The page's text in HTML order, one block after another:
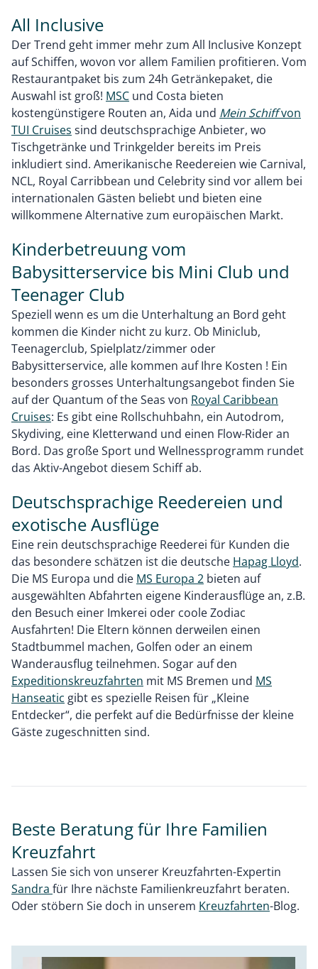
All Inclusive
Der Trend geht immer mehr zum All Inclusive Konzept
auf Schiffen, wovon vor allem Familien profitieren. Vom
Restaurantpaket bis zum 24h Getränkepaket, die
Auswahl ist groß! MSC und Costa bieten
kostengünstigere Routen an, Aida und Mein Schiffvon
TUI Cruises sind deutschsprachige Anbieter, wo
Tischgetränke und Trinkgelder bereits im Preis
inkludiert sind. Amerikanische Reedereien wie Carnival,
NCL, Royal Carribbean und Celebrity sind vor allem bei
internationalen Gästen beliebt und bieten eine
willkommene Alternative zum europäischen Markt.
Kinderbetreuung vom
Babysitterservice bis Mini Club und
Teenager Club
Speziell wenn es um die Unterhaltung an Bord geht
kommen die Kinder nicht zu kurz. Ob Miniclub,
Teenagerclub, Spielplatz/zimmer oder
Babysitterservice, alle kommen auf Ihre Kosten ! Ein
besonders grosses Unterhaltungsangebot finden Sie
auf der Quantum of the Seas von Royal Caribbean
Cruises: Es gibt eine Rollschuhbahn, ein Autodrom,
Skydiving, eine Kletterwand und einen Flow-Rider an
Bord. Das große Sport und Wellnessprogramm rundet
das Aktiv-Angebot diesem Schiff ab.
Deutschsprachige Reedereien und
exotische Ausflüge
Eine rein deutschsprachige Reederei für Kunden die
das besondere schätzen ist die deutsche Hapag Lloyd.
Die MS Europa und die MS Europa 2 bieten auf
ausgewählten Abfahrten eigene Kinderausflüge an, z.B.
den Besuch einer Imkerei oder coole Zodiac
Ausfahrten! Die Eltern können derweilen einen
Stadtbummel machen, Golfen oder an einem
Wanderausflug teilnehmen. Sogar auf den
Expeditionskreuzfahrten mit MS Bremen und MS
Hanseatic gibt es spezielle Reisen für „Kleine
Entdecker“, die perfekt auf die Bedürfnisse der kleine
Gäste zugeschnitten sind.
Beste Beratung für Ihre Familien
Kreuzfahrt
Lassen Sie sich von unserer Kreuzfahrten-Expertin
Sandra für Ihre nächste Familienkreuzfahrt beraten.
Oder stöbern Sie doch in unserem Kreuzfahrten-Blog.